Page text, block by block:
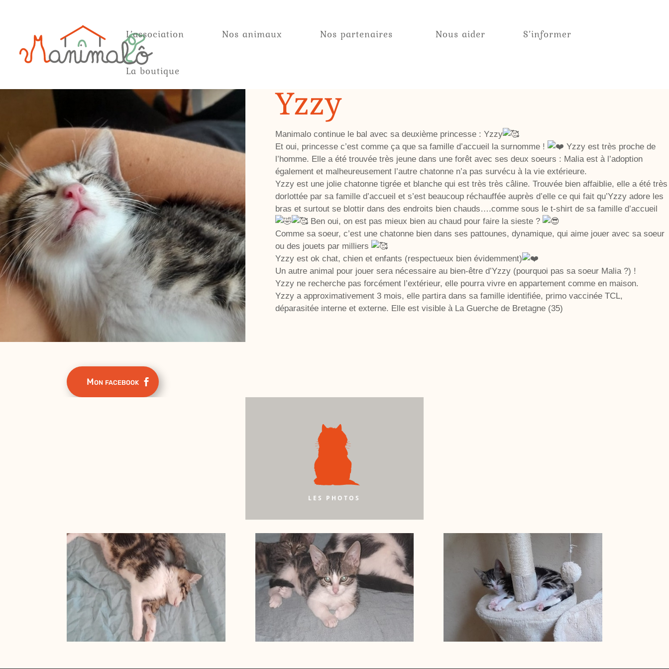
L’association Nos animaux Nos partenaires Nous aider S’informer
La boutique
Mon facebook
Yzzy
Manimalo continue le bal avec sa deuxième princesse : Yzzy
Et oui, princesse c’est comme ça que sa famille d’accueil la surnomme !
Yzzy est très proche de
l’homme. Elle a été trouvée très jeune dans une forêt avec ses deux soeurs : Malia est à l’adoption
également et malheureusement l’autre chatonne n’a pas survécu à la vie extérieure.
Yzzy est une jolie chatonne tigrée et blanche qui est très très câline. Trouvée bien affaiblie, elle a été très
dorlottée par sa famille d’accueil et s’est beaucoup réchauffée auprès d’elle ce qui fait qu’Yzzy adore les
bras et surtout se blottir dans des endroits bien chauds….comme sous le t-shirt de sa famille d’accueil
Ben oui, on est pas mieux bien au chaud pour faire la sieste ?
Comme sa soeur, c’est une chatonne bien dans ses pattounes, dynamique, qui aime jouer avec sa soeur
ou des jouets par milliers
Yzzy est ok chat, chien et enfants (respectueux bien évidemment)
Un autre animal pour jouer sera nécessaire au bien-être d’Yzzy (pourquoi pas sa soeur Malia ?) !
Yzzy ne recherche pas forcément l’extérieur, elle pourra vivre en appartement comme en maison.
Yzzy a approximativement 3 mois, elle partira dans sa famille identifiée, primo vaccinée TCL,
déparasitée interne et externe. Elle est visible à La Guerche de Bretagne (35)
LES PHOTOS